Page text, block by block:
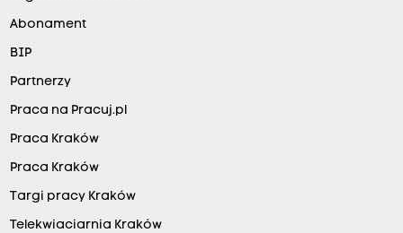
Abonament
BIP
Partnerzy
Praca na Pracuj.pl
Praca Kraków
Praca Kraków
Targi pracy Kraków
Telekwiaciarnia Kraków